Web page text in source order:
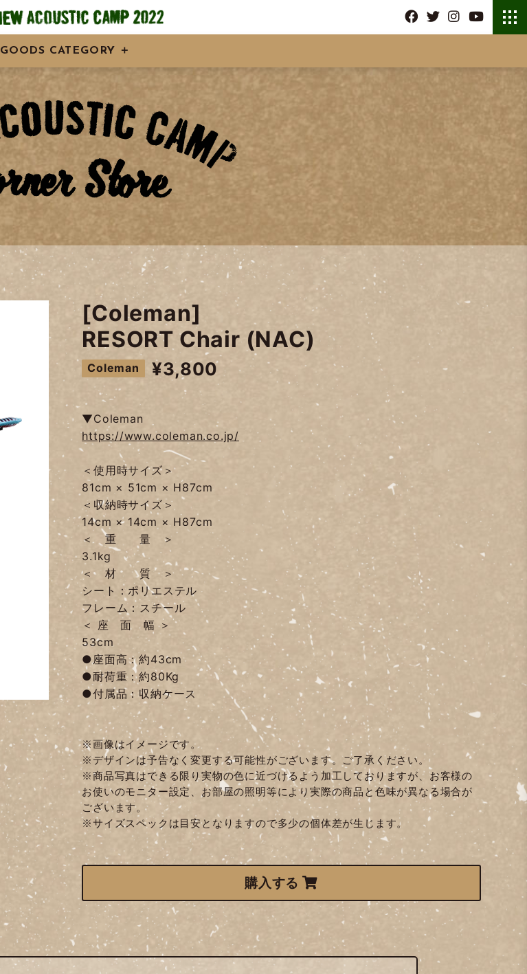
GOODS CATEGORY
[Coleman]
RESORT Chair (NAC)
Coleman ¥3,800
▼Coleman
https://www.coleman.co.jp/
＜使用時サイズ＞
81cm × 51cm × H87cm
＜収納時サイズ＞
14cm × 14cm × H87cm
＜ 重 量 ＞
3.1kg
＜ 材 質 ＞
シート：ポリエステル
フレーム：スチール
＜ 座 面 幅 ＞
53cm
●座面高：約43cm
●耐荷重：約80Kg
●付属品：収納ケース
※画像はイメージです。
※デザインは予告なく変更する可能性がございます。ご了承ください。
※商品写真はできる限り実物の色に近づけるよう加工しておりますが、お客様の
お使いのモニター設定、お部屋の照明等により実際の商品と色味が異なる場合が
ございます。
※サイズスペックは目安となりますので多少の個体差が生じます。
購入する